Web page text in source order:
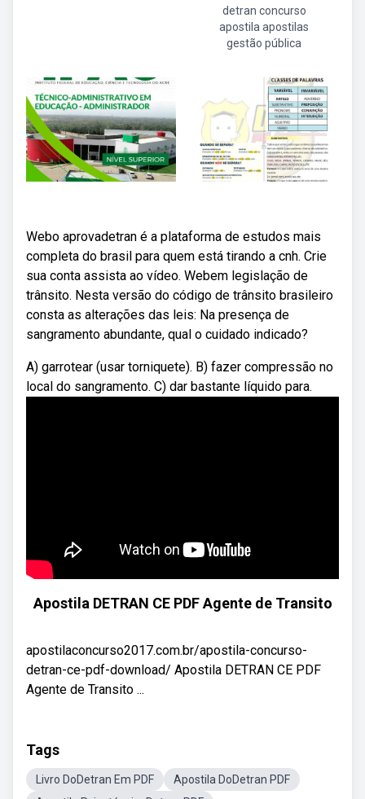
detran concurso
apostila apostilas
gestão pública
Webo aprovadetran é a plataforma de estudos mais
completa do brasil para quem está tirando a cnh. Crie
sua conta assista ao vídeo. Webem legislação de
trânsito. Nesta versão do código de trânsito brasileiro
consta as alterações das leis: Na presença de
sangramento abundante, qual o cuidado indicado?
A) garrotear (usar torniquete). B) fazer compressão no
local do sangramento. C) dar bastante líquido para.
Apostila DETRAN CE PDF Agente de Transito
apostilaconcurso2017.com.br/apostila-concurso-
detran-ce-pdf-download/ Apostila DETRAN CE PDF
Agente de Transito ...
Tags
Livro DoDetran Em PDF
Apostila DoDetran PDF